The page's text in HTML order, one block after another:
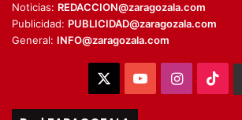
Noticias: REDACCION@zaragozala.com
Publicidad: PUBLICIDAD@zaragozala.com
General: INFO@zaragozala.com
YouTube